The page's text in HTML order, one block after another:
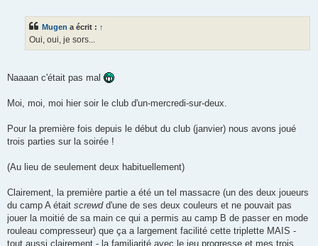
Mugen a écrit : ↑
Oui, oui, je sors...
Naaaan c'était pas mal
Moi, moi, moi hier soir le club d'un-mercredi-sur-deux.
Pour la première fois depuis le début du club (janvier) nous avons joué
trois parties sur la soirée !
(Au lieu de seulement deux habituellement)
Clairement, la première partie a été un tel massacre (un des deux joueurs
du camp A était screwdd'une de ses deux couleurs et ne pouvait pas
jouer la moitié de sa main ce qui a permis au camp B de passer en mode
rouleau compresseur) que ça a largement facilité cette triplette MAIS -
tout aussi clairement - la familiarité avec le jeu progresse et mes trois